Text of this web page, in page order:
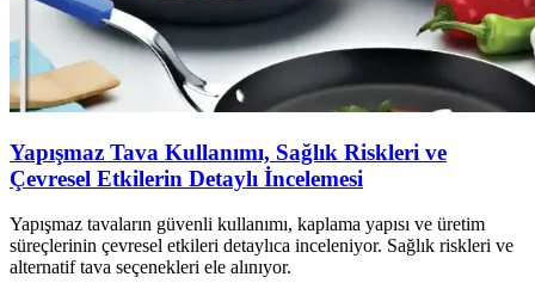
Yapışmaz Tava Kullanımı, Sağlık Riskleri ve
Çevresel Etkilerin Detaylı İncelemesi
Yapışmaz tavaların güvenli kullanımı, kaplama yapısı ve üretim
süreçlerinin çevresel etkileri detaylıca inceleniyor. Sağlık riskleri ve
alternatif tava seçenekleri ele alınıyor.